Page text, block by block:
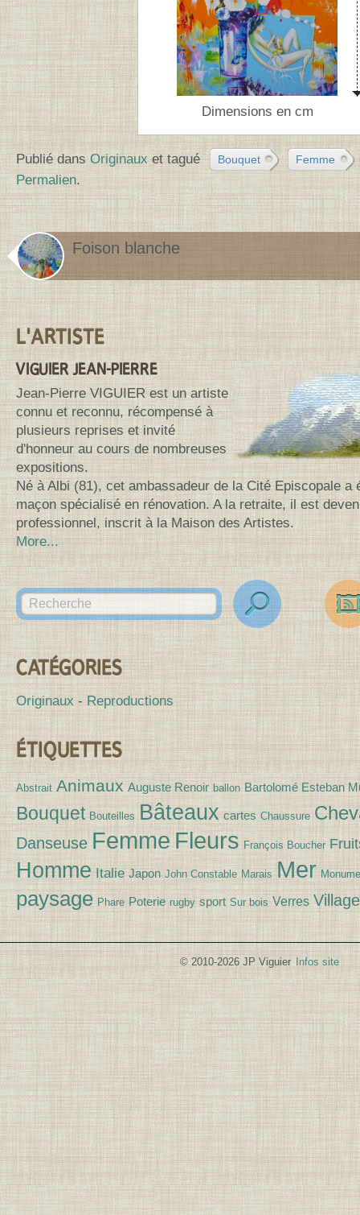
Dimensions en cm
Publié dansOriginaux et tagué Bouquet Femme
Permalien.
Foison blanche
Contenu de la barre latérale
L'ARTISTE
VIGUIER JEAN-PIERRE
Jean-Pierre VIGUIER est un artiste
connu et reconnu, récompensé à
plusieurs reprises et invité
d'honneur au cours de nombreuses
expositions.
Né à Albi (81), cet ambassadeur de la Cité Episcopale a
maçon spécialisé en rénovation. A la retraite, il est
professionnel, inscrit à la Maison des Artistes.
More...
Search for:
des
CATÉGORIES
Originaux Reproductions
ÉTIQUETTES
Abstrait Animaux Auguste Renoir ballon Bartolomé Esteban
Bouquet Bouteilles Bâteaux cartes Chaussure
Danseuse Femme Fleurs François Boucher
Homme Italie Japon John Constable Marais Mer
paysage Phare Poterie rugby sport Sur bois Verres Village
© 2010-2026 JP Viguier Infos site